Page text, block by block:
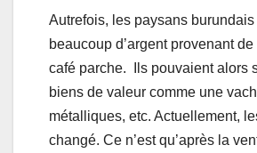
Autrefois, les paysans
beaucoup d’argent provenant
café parche. Ils pouvaient alors
biens de valeur comme une
métalliques, etc. Actuellement,
changé. Ce n’est qu’après la